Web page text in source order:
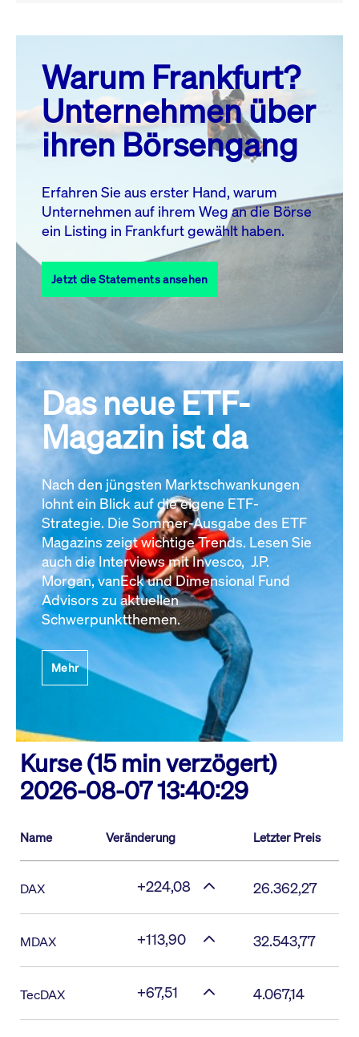
August 26
MO. DI. MI. DO. FR. SA. SO.
1
2
3
4 5 6 7 8
10 11 13 14
17
18 19 20 21 22
23
27 28
31
Alle Events
Warum Frankfurt?
Unternehmen über
ihren Börsengang
Erfahren Sie aus erster Hand, warum
Unternehmen auf ihrem Weg an die Börse
ein Listing in Frankfurt gewählt haben.
Jetzt die Statements ansehen
Das neue ETF-
Magazin ist da
Nach den jüngsten Marktschwankungen
lohnt ein Blick auf die eigene ETF-
Strategie. Die Sommer-Ausgabe des ETF
Magazins zeigt wichtige Trends. Lesen Sie
auch die Interviews mit Invesco, J.P.
Morgan, vanEck und Dimensional Fund
Advisors zu aktuellen
Schwerpunktthemen.
Mehr
Kurse (15 min verzögert)
2026-08-07 13:40:29
Name Veränderung Letzter Preis
DAX +224,08 26.362,27
MDAX +113,90 32.543,77
TecDAX +67,51 4.067,14